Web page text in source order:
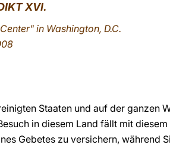
XVI.
in Washington, D.C.
Staaten und auf der ganzen
in diesem Land fällt mit diesem
Gebetes zu versichern, während